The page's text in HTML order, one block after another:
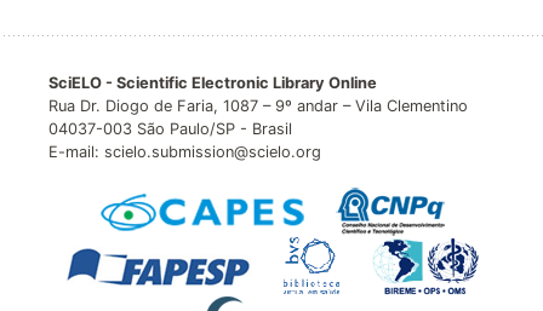
SciELO - Scientific Electronic Library Online
Rua Dr. Diogo de Faria, 1087 – 9º andar – Vila Clementino
04037-003 São Paulo/SP - Brasil
E-mail: scielo.submission@scielo.org